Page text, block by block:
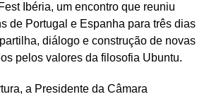
Ibéria, um encontro que reuniu
de Portugal e Espanha para três dias
diálogo e construção de novas
pelos valores da filosofia Ubuntu.
a Presidente da Câmara